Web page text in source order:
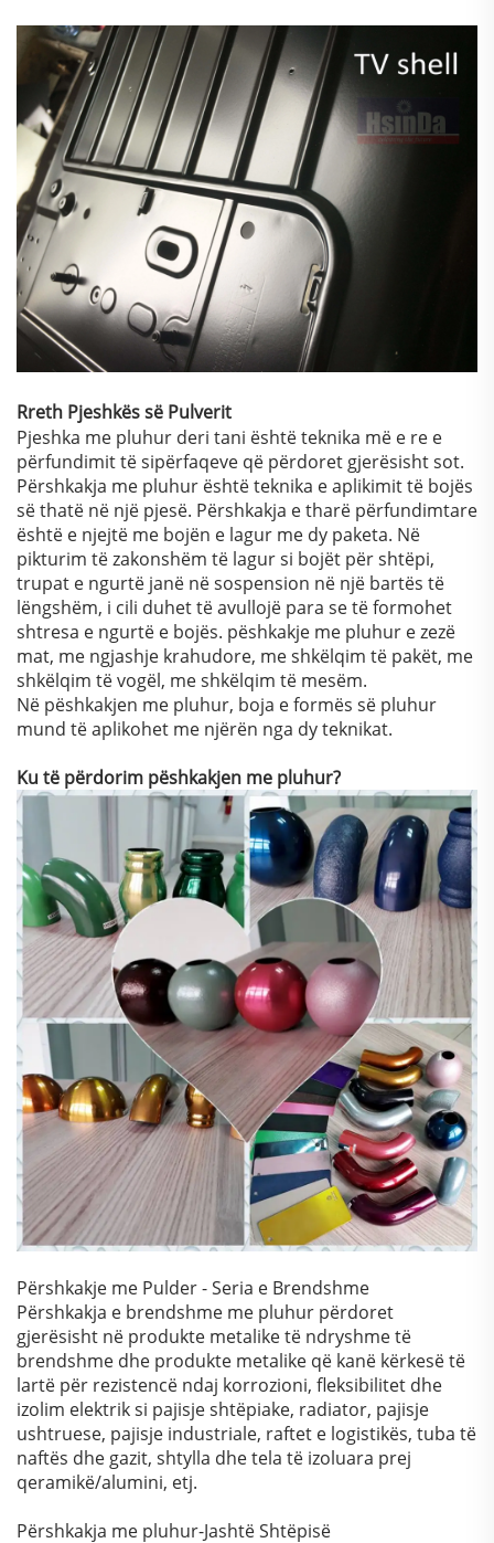
Rreth Pjeshkës së Pulverit
Pjeshka me pluhur deri tani është teknika më e re e
përfundimit të sipërfaqeve që përdoret gjerësisht sot.
Përshkakja me pluhur është teknika e aplikimit të bojës
së thatë në një pjesë. Përshkakja e tharë përfundimtare
është e njejtë me bojën e lagur me dy paketa. Në
pikturim të zakonshëm të lagur si bojët për shtëpi,
trupat e ngurtë janë në sospension në një bartës të
lëngshëm, i cili duhet të avullojë para se të formohet
shtresa e ngurtë e bojës. pëshkakje me pluhur e zezë
mat, me ngjashje krahudore, me shkëlqim të pakët, me
shkëlqim të vogël, me shkëlqim të mesëm.
Në pëshkakjen me pluhur, boja e formës së pluhur
mund të aplikohet me njërën nga dy teknikat.
Ku të përdorim pëshkakjen me pluhur?
Përshkakje me Pulder - Seria e Brendshme
Përshkakja e brendshme me pluhur përdoret
gjerësisht në produkte metalike të ndryshme të
brendshme dhe produkte metalike që kanë kërkesë të
lartë për rezistencë ndaj korrozioni, fleksibilitet dhe
izolim elektrik si pajisje shtëpiake, radiator, pajisje
ushtruese, pajisje industriale, raftet e logistikës, tuba të
naftës dhe gazit, shtylla dhe tela të izoluara prej
qeramikë/alumini, etj.
Përshkakja me pluhur-Jashtë Shtëpisë